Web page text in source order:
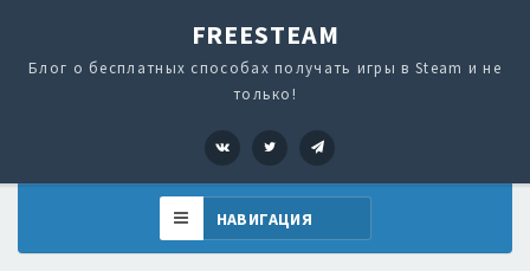
FREESTEAM
Блог о бесплатных способах получать игры в Steam и не
только!
VK Twitter